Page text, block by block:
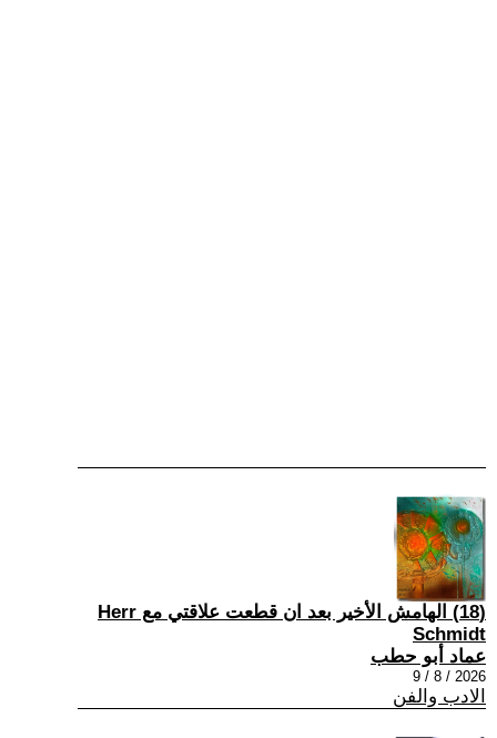
(18) الهامش الأخير بعد ان قطعت علاقتي مع Herr
Schmidt
عماد أبو حطب
2026 / 8 / 9
الادب والفن